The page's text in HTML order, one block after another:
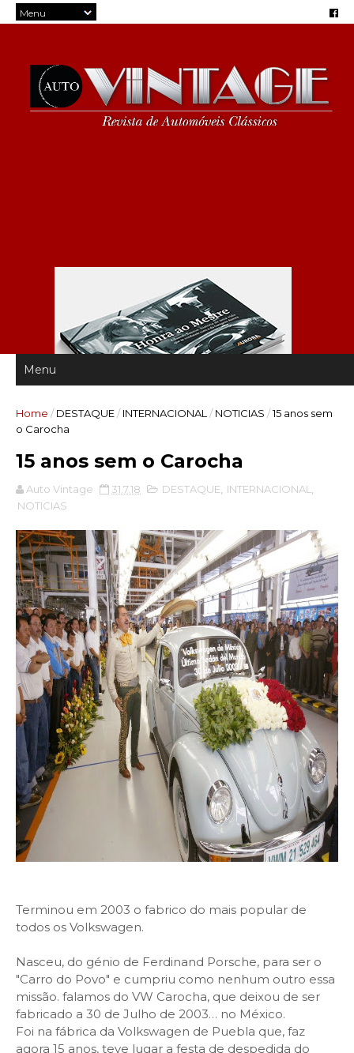
Home / DESTAQUE/ INTERNACIONAL / NOTICIAS /15 anos sem
o Carocha
15 anos sem o Carocha
Auto Vintage 31.7.18 DESTAQUE INTERNACIONAL
NOTICIAS
Terminou em 2003 o fabrico do mais popular de
todos os Volkswagen.
Nasceu, do génio de Ferdinand Porsche, para ser o
"Carro do Povo" e cumpriu como nenhum outro essa
missão. falamos do VW Carocha, que deixou de ser
fabricado a 30 de Julho de 2003… no México.
Foi na fábrica da Volkswagen de Puebla que, faz
agora 15 anos, teve lugar a festa de despedida do